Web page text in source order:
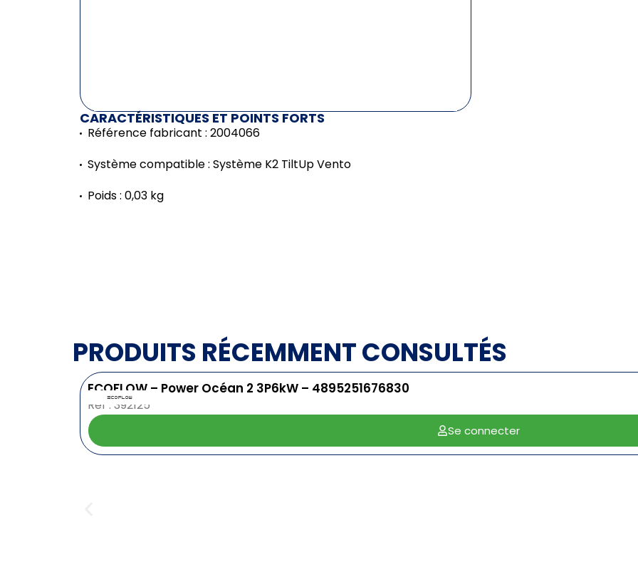
CARACTÉRISTIQUES ET POINTS FORTS
Référence fabricant : 2004066
Système compatible : Système K2 TiltUp Vento
Poids : 0,03 kg
PRODUITS RÉCEMMENT CONSULTÉS
ECOFLOW – Power Océan 2 3P6kW – 4895251676830
Ref : 392125
Se connecter